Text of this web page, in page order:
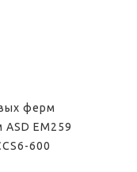
ферм
EM259
600